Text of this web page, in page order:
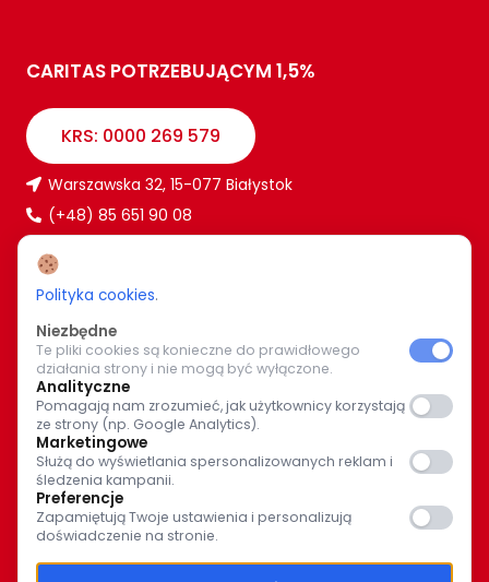
CARITAS POTRZEBUJĄCYM 1,5%
KRS: 0000 269 579
Warszawska 32, 15-077 Białystok
(+48) 85 651 90 08
bialystok@caritas.pl
WIĘCEJ O NAS
Bądź z nami na bieżąco. Wspólnymi siłami pomagajmy
potrzebującym.
Polityka cookies.
Niezbędne
Te pliki cookies są konieczne do prawidłowego
działania strony i nie mogą być wyłączone.
Analityczne
Pomagają nam zrozumieć, jak użytkownicy korzystają
ze strony (np. Google Analytics).
Marketingowe
Służą do wyświetlania spersonalizowanych reklam i
śledzenia kampanii.
Preferencje
Zapamiętują Twoje ustawienia i personalizują
doświadczenie na stronie.